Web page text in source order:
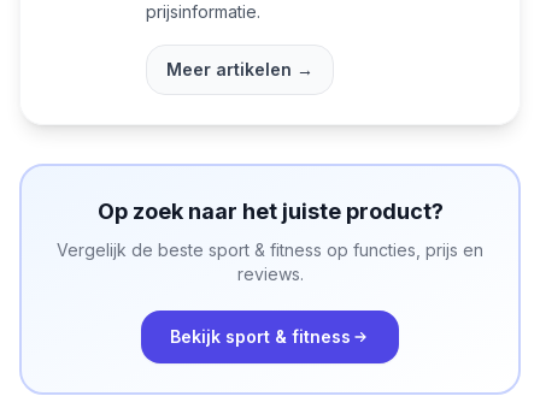
prijsinformatie.
Meer artikelen →
Op zoek naar het juiste product?
Vergelijk de beste sport & fitness op functies, prijs en
reviews.
Bekijk sport & fitness